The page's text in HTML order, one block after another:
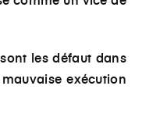
les défaut dans
exécution